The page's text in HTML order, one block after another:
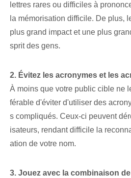
lettres rares ou difficiles à
la mémorisation difficile. De plus,
plus grand impact et une plus
sprit des gens.
2. Évitez les acronymes et les
À moins que votre public cible ne
férable d'éviter d'utiliser des
s compliqués. Ceux-ci peuvent
isateurs, rendant difficile la
ation de votre nom.
3.‌ Jouez avec⁤ la combinaison